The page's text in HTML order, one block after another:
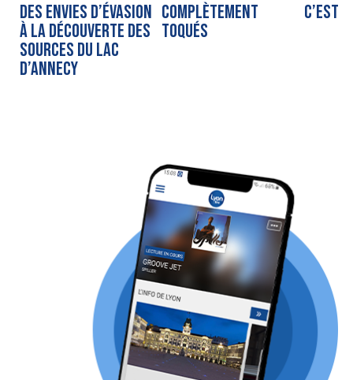
DES ENVIES D’ÉVASION
À LA DÉCOUVERTE DES
SOURCES DU LAC
D’ANNECY
COMPLÈTEMENT
TOQUÉS
C’EST